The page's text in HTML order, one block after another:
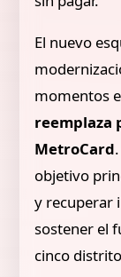
El nuevo
momentos
reemplaza
MetroCard
objetivo
y recuperar
sostener el
cinco